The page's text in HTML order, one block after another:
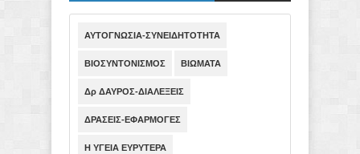
ΑΥΤΟΓΝΩΣΙΑ-ΣΥΝΕΙΔΗΤΟΤΗΤΑ
ΒΙΟΣΥΝΤΟΝΙΣΜΟΣ ΒΙΩΜΑΤΑ
Δρ ΔΑΥΡΟΣ-ΔΙΑΛΕΞΕΙΣ
ΔΡΑΣΕΙΣ-ΕΦΑΡΜΟΓΕΣ
Η ΥΓΕΙΑ ΕΥΡΥΤΕΡΑ